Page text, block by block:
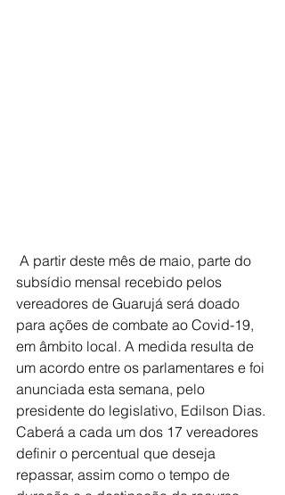
subsídio mensal recebido pelos
vereadores de Guarujá será doado
para ações de combate ao Covid-19,
em âmbito local. A medida resulta de
um acordo entre os parlamentares e foi
anunciada esta semana, pelo
presidente do legislativo, Edilson Dias.
Caberá a cada um dos 17 vereadores
definir o percentual que deseja
repassar, assim como o tempo de